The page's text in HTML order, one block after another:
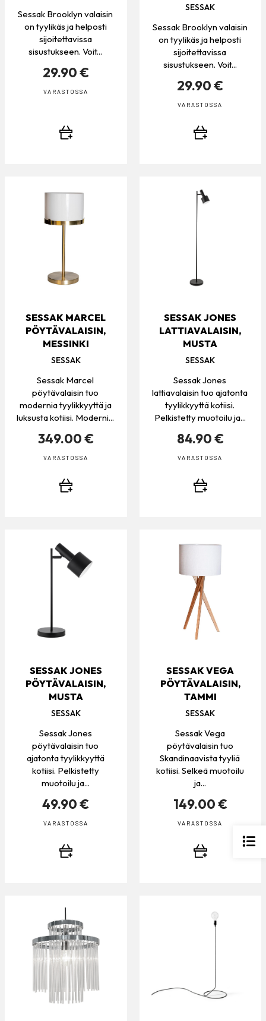
Sessak Brooklyn valaisin
on tyylikäs ja helposti
sijoitettavissa
sisustukseen. Voit...
29.90 €
VARASTOSSA
SESSAK
Sessak Brooklyn valaisin
on tyylikäs ja helposti
sijoitettavissa
sisustukseen. Voit...
29.90 €
VARASTOSSA
SESSAK MARCEL
PÖYTÄVALAISIN,
MESSINKI
SESSAK
Sessak Marcel
pöytävalaisin tuo
modernia tyylikkyyttä ja
luksusta kotiisi. Moderni...
349.00 €
VARASTOSSA
SESSAK JONES
LATTIAVALAISIN,
MUSTA
SESSAK
Sessak Jones
lattiavalaisin tuo ajatonta
tyylikkyyttä kotiisi.
Pelkistetty muotoilu ja...
84.90 €
VARASTOSSA
SESSAK JONES
PÖYTÄVALAISIN,
MUSTA
SESSAK
Sessak Jones
pöytävalaisin tuo
ajatonta tyylikkyyttä
kotiisi. Pelkistetty
muotoilu ja...
49.90 €
VARASTOSSA
SESSAK VEGA
PÖYTÄVALAISIN,
TAMMI
SESSAK
Sessak Vega
pöytävalaisin tuo
Skandinaavista tyyliä
kotiisi. Selkeä muotoilu
ja...
149.00 €
VARASTOSSA